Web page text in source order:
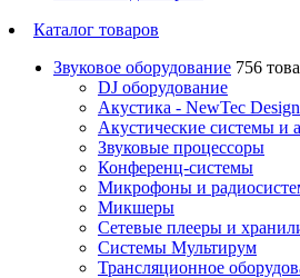
Каталог товаров
Звуковое оборудование 756
DJ оборудование
Акустика - NewTec Design
Акустические системы и
Звуковые процессоры
Конференц-системы
Микрофоны и
Микшеры
Сетевые плееры и
Системы Мультирум
Трансляционное